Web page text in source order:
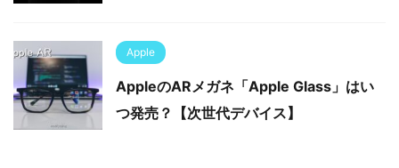
Apple
AppleのARメガネ「Apple Glass」はい
つ発売？【次世代デバイス】